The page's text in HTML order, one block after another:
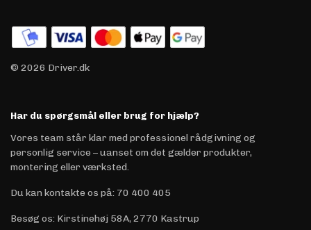
© 2026 Driver.dk
Har du spørgsmål eller brug for hjælp?
Vores team står klar med professionel rådgivning og
personlig service – uanset om det gælder produkter,
montering eller værksted.
Du kan kontakte os på: 70 400 405
Besøg os: Kirstinehøj 58A, 2770 Kastrup